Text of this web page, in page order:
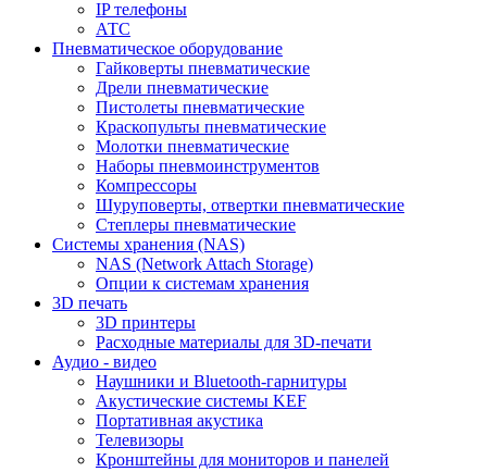
IP телефоны
АТС
Пневматическое оборудование
Гайковерты пневматические
Дрели пневматические
Пистолеты пневматические
Краскопульты пневматические
Молотки пневматические
Наборы пневмоинструментов
Компрессоры
Шуруповерты, отвертки пневматические
Степлеры пневматические
Cистемы хранения (NAS)
NAS (Network Attach Storage)
Опции к системам хранения
3D печать
3D принтеры
Расходные материалы для 3D-печати
Аудио - видео
Наушники и Bluetooth-гарнитуры
Акустические системы KEF
Портативная акустика
Телевизоры
Кронштейны для мониторов и панелей